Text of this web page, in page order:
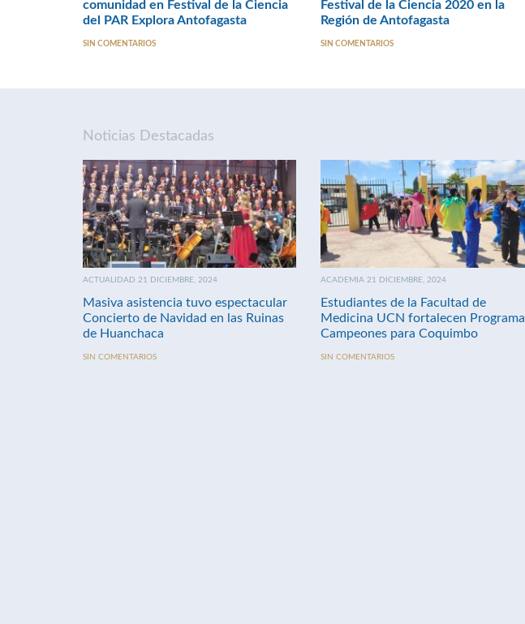
comunidad en Festival de la Ciencia
del PAR Explora Antofagasta
SIN COMENTARIOS
Festival de la Ciencia 2020 en la
Región de Antofagasta
SIN COMENTARIOS
Noticias Destacadas
ACTUALIDAD 21 DICIEMBRE, 2024
Masiva asistencia tuvo espectacular
Concierto de Navidad en las Ruinas
de Huanchaca
SIN COMENTARIOS
ACADEMIA 21 DICIEMBRE, 2024
Estudiantes de la Facultad de
Medicina UCN fortalecen Programa
Campeones para Coquimbo
SIN COMENTARIOS